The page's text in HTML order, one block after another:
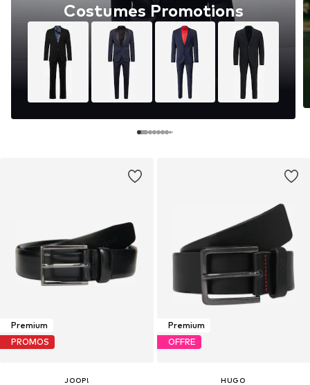
Premium
PROMOS
JOOP!
Premium
OFFRE
HUGO
Costumes Promotions